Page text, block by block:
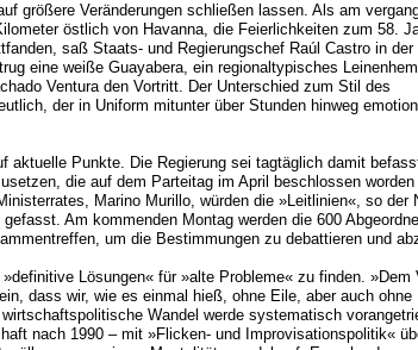
größere Veränderungen schließen lassen. Als am
östlich von Havanna, die Feierlichkeiten zum 58.
saß Staats- und Regierungschef Raúl Castro in der
eine weiße Guayabera, ein regionaltypisches
Ventura den Vortritt. Der Unterschied zum Stil des
der in Uniform mitunter über Stunden hinweg
aktuelle Punkte. Die Regierung sei tagtäglich damit
die auf dem Parteitag im April beschlossen worden
Marino Murillo, würden die »Leitlinien«, so der
Am kommenden Montag werden die 600
um die Bestimmungen zu debattieren und
Lösungen« für »alte Probleme« zu finden. »Dem
dass wir, wie es einmal hieß, ohne Eile, aber auch ohne
Wandel werde systematisch
nach 1990 – mit »Flicken- und Improvisationspolitik«